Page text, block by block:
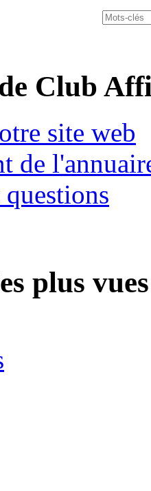
Club
site web
de
plus vues